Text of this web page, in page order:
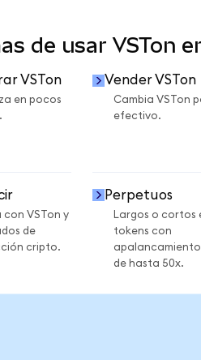
de usar VSTon
VSTon
en pocos
Vender VSTon
Cambia VSTon
efectivo.
con VSTon y
de
cripto.
Perpetuos
Largos o cortos
tokens con
apalancamiento
de hasta 50x.